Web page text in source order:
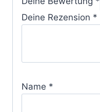
Deine Rezension *
Name *